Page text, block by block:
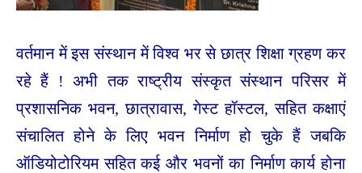
वर्तमान में इस संस्थान में विश्व भर से छात्र शिक्षा ग्रहण कर
रहे हैं ! अभी तक राष्ट्रीय संस्कृत संस्थान परिसर में
प्रशासनिक भवन, छात्रावास, गेस्ट हॉस्टल, सहित कक्षाएं
संचालित होने के लिए भवन निर्माण हो चुके हैं जबकि
ऑडियोटोरियम सहित कई और भवनों का निर्माण कार्य होना